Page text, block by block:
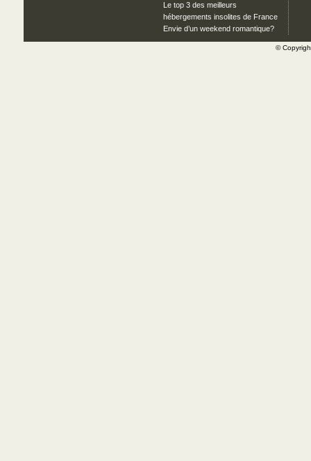
Le top 3 des meilleurs
hébergements insolites de France
Envie d’un weekend romantique?
©